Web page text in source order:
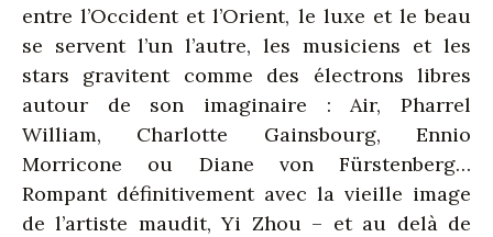
entre l’Occident et l’Orient, le luxe et le beau
se servent l’un l’autre, les musiciens et les
stars gravitent comme des électrons libres
autour de son imaginaire : Air, Pharrel
William, Charlotte Gainsbourg, Ennio
Morricone ou Diane von Fürstenberg…
Rompant définitivement avec la vieille image
de l’artiste maudit, Yi Zhou – et au delà de